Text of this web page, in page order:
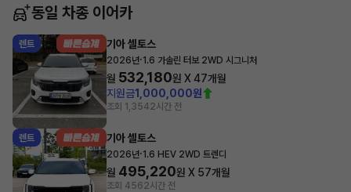
동일 차종 이어카
렌트 기아 셀토스
2026년·1.6 가솔린 터보 2WD 시그니처
월 532,180원 X47개월
지원금1,000,000원
조회 1,3542시간 전
렌트 기아 셀토스
2026년·1.6 HEV 2WD 트렌디
월 495,220원 X 57개월
조회 4562시간 전